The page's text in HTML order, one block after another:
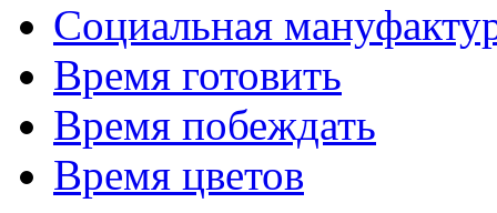
Социальная
Время готовить
Время побеждать
Время цветов